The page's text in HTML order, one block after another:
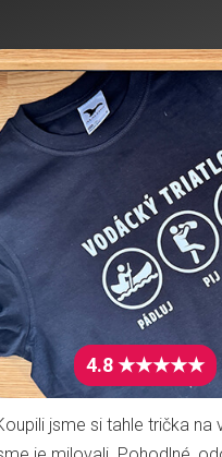
4.8 ★★★★★
jsme si tahle trička na